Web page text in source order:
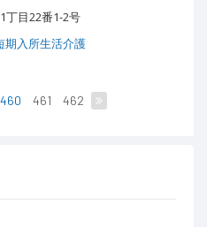
丁目22番1-2号
期入所生活介護
460 461 462